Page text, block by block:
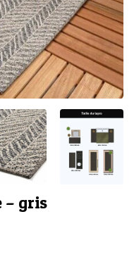
– gris